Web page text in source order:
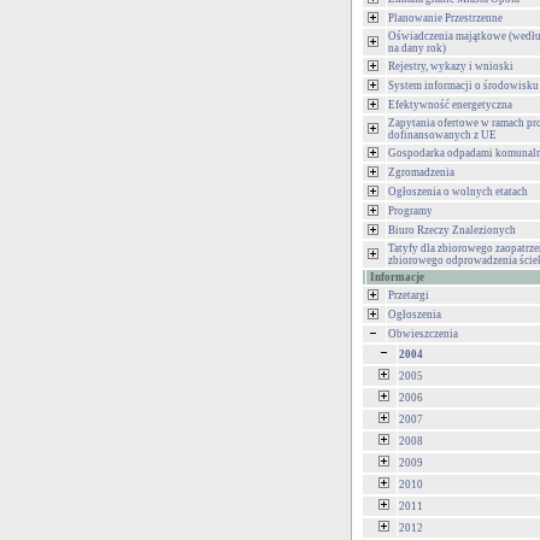
Planowanie Przestrzenne
Oświadczenia majątkowe
na dany rok)
Rejestry, wykazy i wnioski
System informacji o środowisku
Efektywność energetyczna
Zapytania ofertowe w ramach
dofinansowanych z UE
Gospodarka odpadami
Zgromadzenia
Ogłoszenia o wolnych etatach
Programy
Biuro Rzeczy Znalezionych
Tatyfy dla zbiorowego
zbiorowego odprowadzenia
Informacje
Przetargi
Ogłoszenia
Obwieszczenia
2004
2005
2006
2007
2008
2009
2010
2011
2012